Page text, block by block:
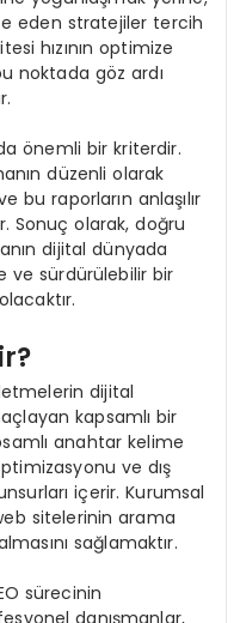
eden stratejiler tercih
hızının optimize
noktada göz ardı
önemli bir kriterdir.
düzenli olarak
bu raporların anlaşılır
Sonuç olarak, doğru
dijital dünyada
ve sürdürülebilir bir
dijital
kapsamlı bir
anahtar kelime
ve dış
içerir. Kurumsal
sitelerinin arama
sağlamaktır.
sürecinin